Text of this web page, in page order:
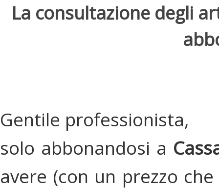
La consultazione degli
Gentile professionista,
solo abbonandosi a
avere (con un prezzo